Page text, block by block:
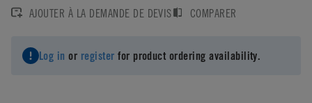
AJOUTER À LA DEMANDE DE DEVIS
COMPARER
Log in or register for product ordering availability.